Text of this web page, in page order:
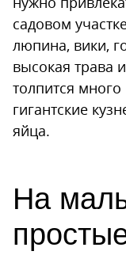
садовом
люпина, вики,
высокая трава
толпится
гигантские
яйца.
На